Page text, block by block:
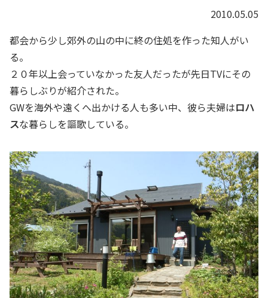
2010.05.05
都会から少し郊外の山の中に終の住処を作った知人がい
る。
２０年以上会っていなかった友人だったが先日TVにその
暮らしぶりが紹介された。
GWを海外や遠くへ出かける人も多い中、彼ら夫婦はロハ
スな暮らしを謳歌している。